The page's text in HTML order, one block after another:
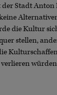
Stadt Anton
die Kultur
stellen,